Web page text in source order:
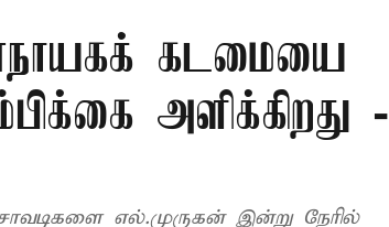
கடமையை
அளிக்கிறது -
எல்.முருகன் இன்று நேரில்